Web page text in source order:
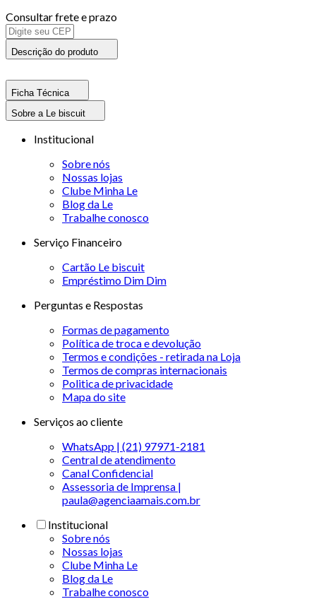
Consultar frete e prazo
Descrição do produto
Ficha Técnica
Sobre a Le biscuit
Institucional
Sobre nós
Nossas lojas
Clube Minha Le
Blog da Le
Trabalhe conosco
Serviço Financeiro
Cartão Le biscuit
Empréstimo Dim Dim
Perguntas e Respostas
Formas de pagamento
Política de troca e devolução
Termos e condições - retirada na Loja
Termos de compras internacionais
Politica de privacidade
Mapa do site
Serviços ao cliente
WhatsApp | (21) 97971-2181
Central de atendimento
Canal Confidencial
Assessoria de Imprensa |
paula@agenciaamais.com.br
Institucional
Sobre nós
Nossas lojas
Clube Minha Le
Blog da Le
Trabalhe conosco